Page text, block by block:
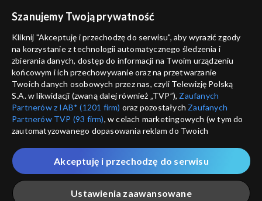
ANULUJ
informacje o dostawcy usług
Szanujemy Twoją prywatność
Kliknij "Akceptuję i przechodzę do serwisu", aby wyrazić zgody
na korzystanie z technologii automatycznego śledzenia i
zbierania danych, dostęp do informacji na Twoim urządzeniu
końcowym i ich przechowywanie oraz na przetwarzanie
Twoich danych osobowych przez nas, czyli Telewizję Polską
S.A. w likwidacji (zwaną dalej również „TVP”), Zaufanych
Partnerów z IAB* (1201 firm) oraz pozostałych Zaufanych
Partnerów TVP (93 firm), w celach marketingowych (w tym do
zautomatyzowanego dopasowania reklam do Twoich
które wskazujemy poniżej, a także zgody na udostępnianie
przez nas identyfikatora PPID do Google.
Twoje dane osobowe zbierane podczas odwiedzania przez
Ciebie naszych
poszczególnych serwisówzwanych dalej
Ustawienia zaawansowane
Akceptuję i przechodzę do serwisu